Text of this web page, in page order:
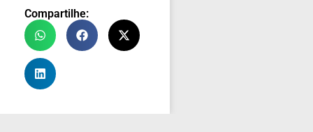
Compartilhe: